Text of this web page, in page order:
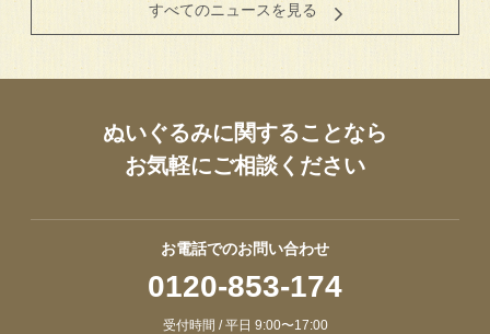
すべてのニュースを見る
ぬいぐるみに関することなら
お気軽にご相談ください
お電話でのお問い合わせ
0120-853-174
受付時間 / 平日 9:00〜17:00